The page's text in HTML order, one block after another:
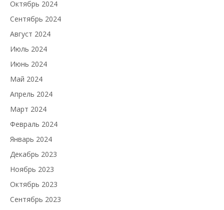
Октябрь 2024
Сентябрь 2024
Август 2024
Июль 2024
Июнь 2024
Май 2024
Апрель 2024
Март 2024
Февраль 2024
Январь 2024
Декабрь 2023
Ноябрь 2023
Октябрь 2023
Сентябрь 2023